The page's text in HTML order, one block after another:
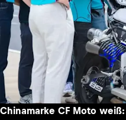
Chinamarke CF Moto